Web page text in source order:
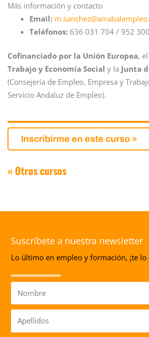
Más información y contacto
Email:
Teléfonos:636 031 704 / 952
Cofinanciado por la Unión Europea, el
Trabajo y Economía Social y la Junta
(Consejería de Empleo, Empresa y
Servicio Andaluz de Empleo).
Inscribirme en este curso »
« Otros cursos
Suscríbete a nuestra newsletter
Lo último en empleo y formación, ¡te lo
Nombre
Apellidos